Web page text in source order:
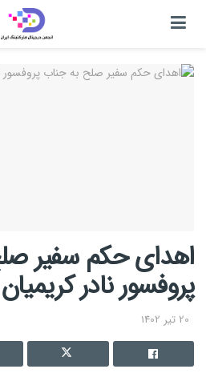
اهدای حکم سفیر
پروفسور نادر
20 تیر 1402